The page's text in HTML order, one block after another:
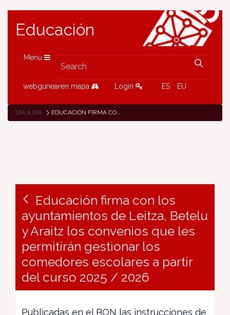
Educación
Menu
webgunearen mapa Login ES EU
DÍA A DÍA EDUCACIÓN FIRMA CON LOS AYUNTAMIENTOS DE LEITZA, BETELU Y ARAITZ LOS CONVENIOS QUE LES PERMITIRÁN GESTIONAR LOS COMEDORES ESCOLARES A PARTIR DEL CURSO 2025 / 2026
Educación firma con los
ayuntamientos de Leitza, Betelu
y Araitz los convenios que les
permitirán gestionar los
comedores escolares a partir
del curso 2025 / 2026
Publicadas en el BON las instrucciones de